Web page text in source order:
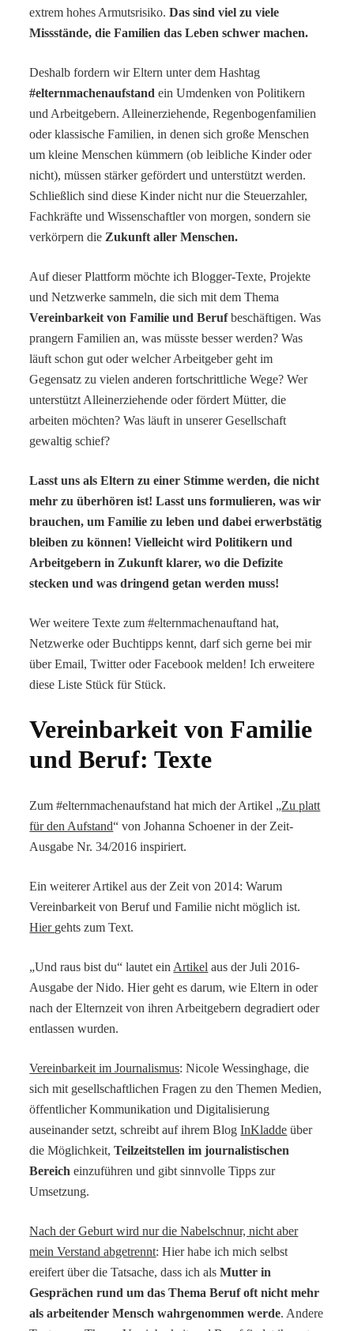
extrem hohes Armutsrisiko.Das sind viel zu viele
Missstände, die Familien das Leben schwer machen.
Deshalb fordern wir Eltern unter dem Hashtag
#elternmachenaufstand ein Umdenken von Politikern
und Arbeitgebern. Alleinerziehende, Regenbogenfamilien
oder klassische Familien, in denen sich große Menschen
um kleine Menschen kümmern (ob leibliche Kinder oder
nicht), müssen stärker gefördert und unterstützt werden.
Schließlich sind diese Kinder nicht nur die Steuerzahler,
Fachkräfte und Wissenschaftler von morgen, sondern sie
verkörpern dieZukunft aller Menschen.
Auf dieser Plattform möchte ich Blogger-Texte, Projekte
und Netzwerke sammeln, die sich mit dem Thema
Vereinbarkeit von Familie und Berufbeschäftigen. Was
prangern Familien an, was müsste besser werden? Was
läuft schon gut oder welcher Arbeitgeber geht im
Gegensatz zu vielen anderen fortschrittliche Wege? Wer
unterstützt Alleinerziehende oder fördert Mütter, die
arbeiten möchten? Was läuft in unserer Gesellschaft
gewaltig schief?
Lasst uns als Eltern zu einer Stimme werden, die nicht
mehr zu überhören ist! Lasst uns formulieren, was wir
brauchen, um Familie zu leben und dabei erwerbstätig
bleiben zu können! Vielleicht wird Politikern und
Arbeitgebern in Zukunft klarer, wo die Defizite
stecken und was dringend getan werden muss!
Wer weitere Texte zum #elternmachenauftand hat,
Netzwerke oder Buchtipps kennt, darf sich gerne bei mir
über Email, Twitter oder Facebook melden! Ich erweitere
diese Liste Stück für Stück.
Vereinbarkeit von Familie
und Beruf: Texte
Zum #elternmachenaufstand hat mich der Artikel „Zu platt
für den Aufstand“ von Johanna Schoener in der Zeit-
Ausgabe Nr. 34/2016 inspiriert.
Ein weiterer Artikel aus der Zeit von 2014: Warum
Vereinbarkeit von Beruf und Familie nicht möglich ist.
Hier gehts zum Text.
„Und raus bist du“ lautet ein Artikel aus der Juli 2016-
Ausgabe der Nido. Hier geht es darum, wie Eltern in oder
nach der Elternzeit von ihren Arbeitgebern degradiert oder
entlassen wurden.
Vereinbarkeit im Journalismus: Nicole Wessinghage, die
sich mit gesellschaftlichen Fragen zu den Themen Medien,
öffentlicher Kommunikation und Digitalisierung
auseinander setzt, schreibt auf ihrem BlogInKladde über
die Möglichkeit,Teilzeitstellen im journalistischen
Bereich einzuführen und gibt sinnvolle Tipps zur
Umsetzung.
Nach der Geburt wird nur die Nabelschnur, nicht aber
mein Verstand abgetrennt: Hier habe ich mich selbst
ereifert über die Tatsache, dass ich alsMutter in
Gesprächen rund um das Thema Beruf oft nicht mehr
als arbeitender Mensch wahrgenommen werde. Andere